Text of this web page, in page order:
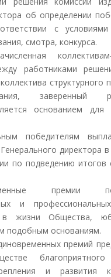
об определении
с
смотра, конкурса.
коллективам-
работниками
структурного
заверенный
основанием для
победителям
директора
по подведению итогов
премии
и
жизни Общества,
подобным основаниям.
премий
благоприятного
и развития